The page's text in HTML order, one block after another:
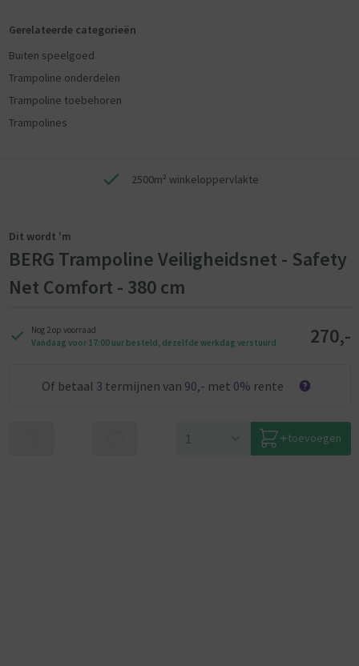
Gerelateerde categorieën
Buiten speelgoed
Trampoline onderdelen
Trampoline toebehoren
Trampolines
2500m² winkeloppervlakte
Dit wordt 'm
BERG Trampoline Veiligheidsnet - Safety
Net Comfort - 380 cm
Nog 2 op voorraad
Vandaag voor 17:00 uur besteld, dezelfde werkdag verstuurd
270,-
Of betaal 3 termijnen van 90,- met 0% rente
toevoegen